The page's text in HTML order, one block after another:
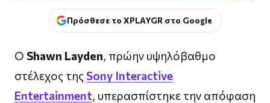
Πρόσθεσε το XPLAYGR στο Google
Ο Shawn Layden, πρώην υψηλόβαθμο
στέλεχος της Sony Interactive
Entertainment, υπερασπίστηκε την απόφαση